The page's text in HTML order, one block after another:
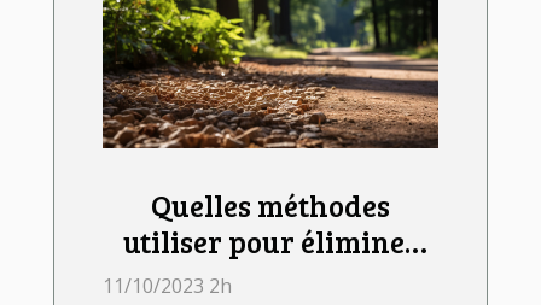
Quelles méthodes
utiliser pour éliminer
les mauvaises herbes
11/10/2023 2h